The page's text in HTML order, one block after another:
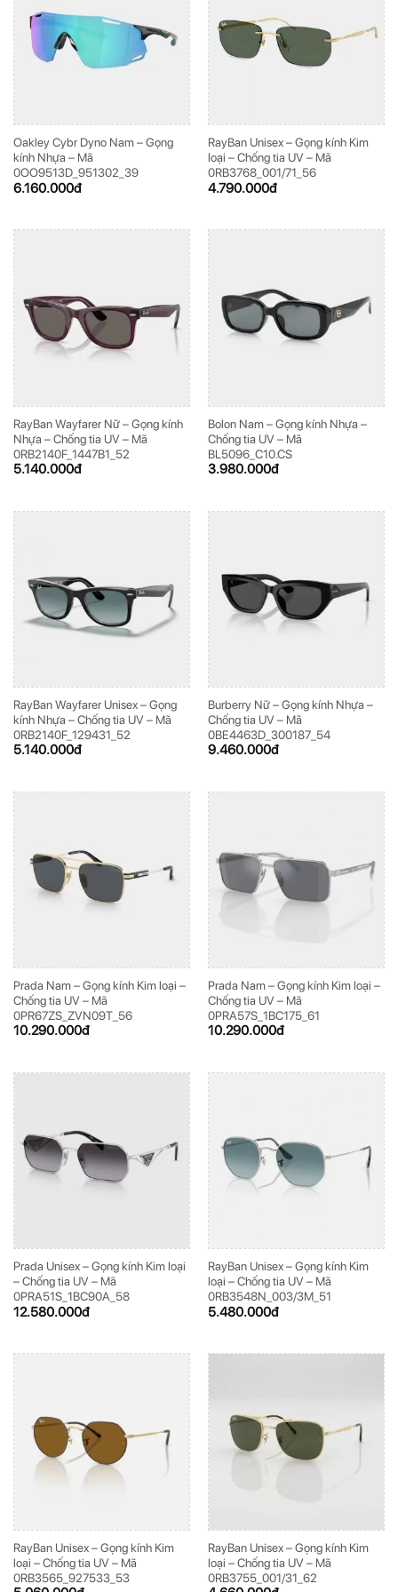
Oakley Cybr Dyno Nam – Gọng
kính Nhựa – Mã
0OO9513D_951302_39
6.160.000đ
RayBan Unisex – Gọng kính Kim
loại – Chống tia UV – Mã
0RB3768_001/71_56
4.790.000đ
RayBan Wayfarer Nữ – Gọng kính
Nhựa – Chống tia UV – Mã
0RB2140F_1447B1_52
5.140.000đ
Bolon Nam – Gọng kính Nhựa –
Chống tia UV – Mã
BL5096_C10.CS
3.980.000đ
RayBan Wayfarer Unisex – Gọng
kính Nhựa – Chống tia UV – Mã
0RB2140F_129431_52
5.140.000đ
Burberry Nữ – Gọng kính Nhựa –
Chống tia UV – Mã
0BE4463D_300187_54
9.460.000đ
Prada Nam – Gọng kính Kim loại –
Chống tia UV – Mã
0PR67ZS_ZVN09T_56
10.290.000đ
Prada Nam – Gọng kính Kim loại –
Chống tia UV – Mã
0PRA57S_1BC175_61
10.290.000đ
Prada Unisex – Gọng kính Kim loại
– Chống tia UV – Mã
0PRA51S_1BC90A_58
12.580.000đ
RayBan Unisex – Gọng kính Kim
loại – Chống tia UV – Mã
0RB3548N_003/3M_51
5.480.000đ
RayBan Unisex – Gọng kính Kim
loại – Chống tia UV – Mã
0RB3565_927533_53
RayBan Unisex – Gọng kính Kim
loại – Chống tia UV – Mã
0RB3755_001/31_62